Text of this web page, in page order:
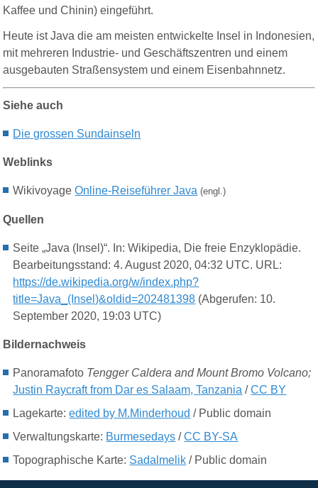
Kaffee und Chinin) eingeführt.
Heute ist Java die am meisten entwickelte Insel in Indonesien,
mit mehreren Industrie- und Geschäftszentren und einem
ausgebauten Straßensystem und einem Eisenbahnnetz.
Siehe auch
Die grossen Sundainseln
Weblinks
WikivoyageOnline-Reiseführer Java (engl.)
Quellen
Seite „Java (Insel)“. In: Wikipedia, Die freie Enzyklopädie.
Bearbeitungsstand: 4. August 2020, 04:32 UTC. URL:
https://de.wikipedia.org/w/index.php?
title=Java_(Insel)&oldid=202481398 (Abgerufen: 10.
September 2020, 19:03 UTC)
Bildernachweis
Panoramafoto Tengger Caldera and Mount Bromo Volcano;
Justin Raycraft from Dar es Salaam, Tanzania /CC BY
Lagekarte:edited by M.Minderhoud / Public domain
Verwaltungskarte: Burmesedays /CC BY-SA
Topographische Karte: Sadalmelik / Public domain